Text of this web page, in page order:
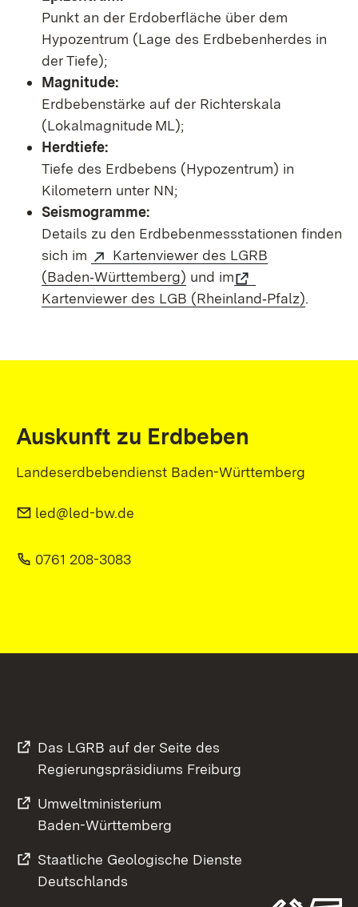
Punkt an der Erdoberfläche über dem
Hypozentrum (Lage des Erdbebenherdes in
der Tiefe);
Magnitude:
Erdbebenstärke auf der Richterskala
(Lokalmagnitude ML);
Herdtiefe:
Tiefe des Erdbebens (Hypozentrum) in
Kilometern unter NN;
Seismogramme:
Details zu den Erdbebenmessstationen finden
sich im
Kartenviewer des LGRB
(Baden‑Württemberg) und im
Kartenviewer des LGB (Rheinland‑Pfalz).
Auskunft zu Erdbeben
Landeserdbebendienst Baden-Württemberg
led@led-bw.de
0761 208-3083
Das LGRB auf der Seite des
Regierungspräsidiums Freiburg
Umweltministerium
Baden-Württemberg
Staatliche Geologische Dienste
Deutschlands